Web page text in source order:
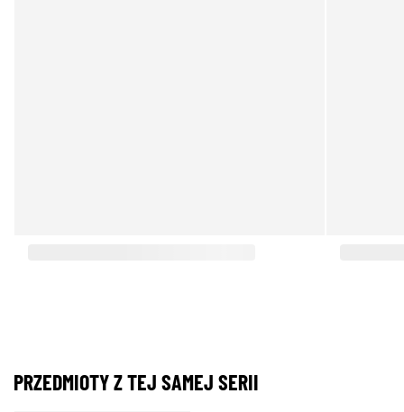
PRZEDMIOTY Z TEJ SAMEJ SERII